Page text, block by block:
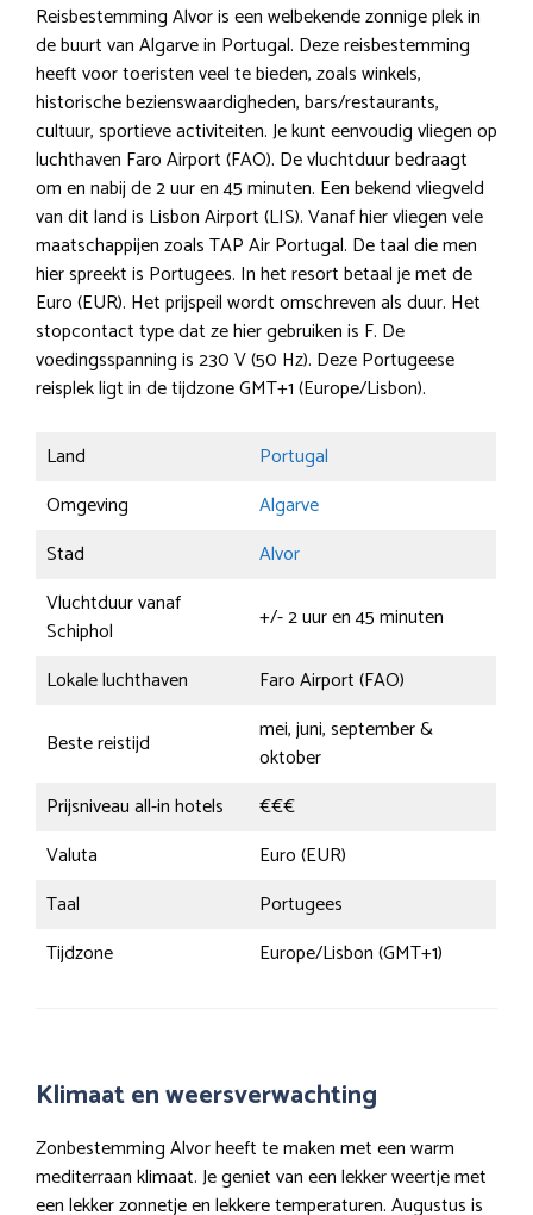
Reisbestemming Alvor is een welbekende zonnige plek in
de buurt van Algarve in Portugal. Deze reisbestemming
heeft voor toeristen veel te bieden, zoals winkels,
historische bezienswaardigheden, bars/restaurants,
cultuur, sportieve activiteiten. Je kunt eenvoudig vliegen op
luchthaven Faro Airport (FAO). De vluchtduur bedraagt
om en nabij de 2 uur en 45 minuten. Een bekend vliegveld
van dit land is Lisbon Airport (LIS). Vanaf hier vliegen vele
maatschappijen zoals TAP Air Portugal. De taal die men
hier spreekt is Portugees. In het resort betaal je met de
Euro (EUR). Het prijspeil wordt omschreven als duur. Het
stopcontact type dat ze hier gebruiken is F. De
voedingsspanning is 230 V (50 Hz). Deze Portugeese
reisplek ligt in de tijdzone GMT+1 (Europe/Lisbon).
Land
Portugal
Omgeving
Algarve
Stad
Alvor
Vluchtduur vanaf
Schiphol
+/- 2 uur en 45 minuten
Lokale luchthaven
Faro Airport (FAO)
Beste reistijd
mei, juni, september &
oktober
Prijsniveau all-in hotels
€€€
Valuta
Euro (EUR)
Taal
Portugees
Tijdzone
Europe/Lisbon (GMT+1)
Klimaat en weersverwachting
Zonbestemming Alvor heeft te maken met een warm
mediterraan klimaat. Je geniet van een lekker weertje met
een lekker zonnetje en lekkere temperaturen. Augustus is